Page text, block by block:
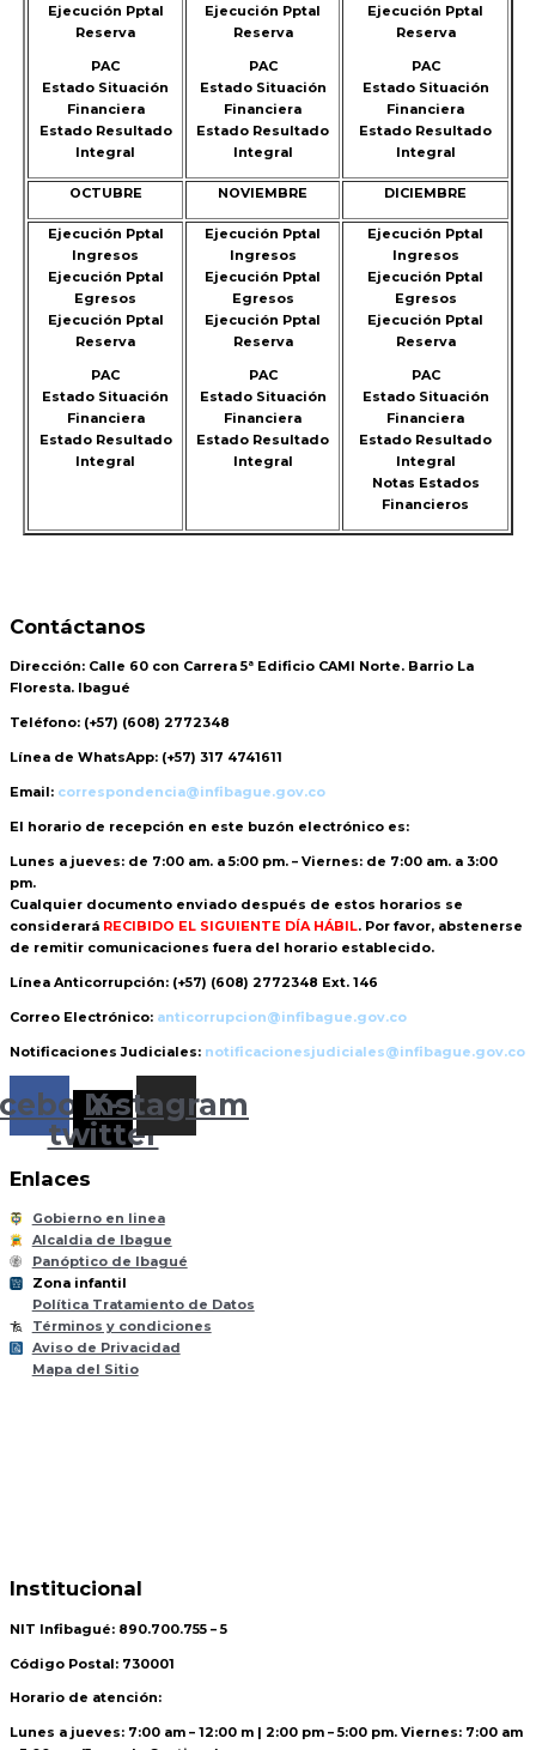
Ejecución Pptal
Reserva
PAC
Estado Situación
Financiera
Estado Resultado
Integral
Ejecución Pptal
Reserva
PAC
Estado Situación
Financiera
Estado Resultado
Integral
Ejecución Pptal
Reserva
PAC
Estado Situación
Financiera
Estado Resultado
Integral
OCTUBRE NOVIEMBRE DICIEMBRE
Ejecución Pptal
Ingresos
Ejecución Pptal
Egresos
Ejecución Pptal
Reserva
PAC
Estado Situación
Financiera
Estado Resultado
Integral
Ejecución Pptal
Ingresos
Ejecución Pptal
Egresos
Ejecución Pptal
Reserva
PAC
Estado Situación
Financiera
Estado Resultado
Integral
Ejecución Pptal
Ingresos
Ejecución Pptal
Egresos
Ejecución Pptal
Reserva
PAC
Estado Situación
Financiera
Estado Resultado
Integral
Notas Estados
Financieros
Contáctanos
Dirección: Calle 60 con Carrera 5ª Edificio CAMI Norte. Barrio La
Floresta. Ibagué
Teléfono: (+57) (608) 2772348
Línea de WhatsApp: (+57) 317 4741611
Email: correspondencia@infibague.gov.co
El horario de recepción en este buzón electrónico es:
Lunes a jueves: de 7:00 am. a 5:00 pm. – Viernes: de 7:00 am. a 3:00
pm.
Cualquier documento enviado después de estos horarios se
considerará RECIBIDO EL SIGUIENTE DÍA HÁBIL. Por favor, abstenerse
de remitir comunicaciones fuera del horario establecido.
Línea Anticorrupción: (+57) (608) 2772348 Ext. 146
Correo Electrónico: anticorrupcion@infibague.gov.co
Notificaciones Judiciales: notificacionesjudiciales@infibague.gov.co
X-
twitter
Instagram
Enlaces
Gobierno en linea
Alcaldia de Ibague
Panóptico de Ibagué
til
Zona infantil
Política Tratamiento de Datos
Términos y condiciones
Aviso de Privacidad
Mapa del Sitio
Institucional
NIT Infibagué: 890.700.755 – 5
Código Postal: 730001
Horario de atención:
Lunes a jueves: 7:00 am – 12:00 m | 2:00 pm – 5:00 pm. Viernes: 7:00 am